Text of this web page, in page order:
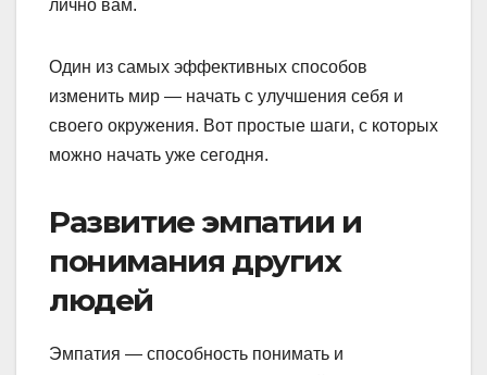
лично вам.
Один из самых эффективных способов
изменить мир — начать с улучшения себя и
своего окружения. Вот простые шаги, с которых
можно начать уже сегодня.
Развитие эмпатии и
понимания других
людей
Эмпатия — способность понимать и